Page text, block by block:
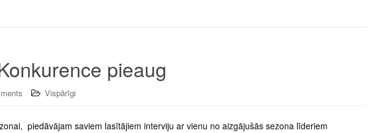
pieaug
Vispārīgi
piedāvājam saviem lasītājiem interviju ar vienu no aizgājušās sezona līderiem